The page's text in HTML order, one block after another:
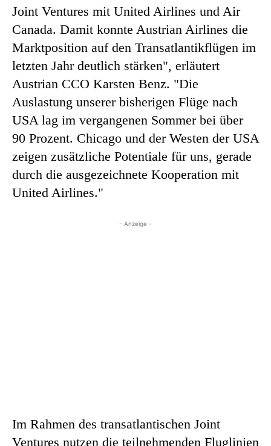
Joint Ventures mit United Airlines und Air
Canada. Damit konnte Austrian Airlines die
Marktposition auf den Transatlantikflügen im
letzten Jahr deutlich stärken", erläutert
Austrian CCO Karsten Benz. "Die
Auslastung unserer bisherigen Flüge nach
USA lag im vergangenen Sommer bei über
90 Prozent. Chicago und der Westen der USA
zeigen zusätzliche Potentiale für uns, gerade
durch die ausgezeichnete Kooperation mit
United Airlines."
- Anzeige -
Im Rahmen des transatlantischen Joint
Ventures nutzen die teilnehmenden Fluglinien